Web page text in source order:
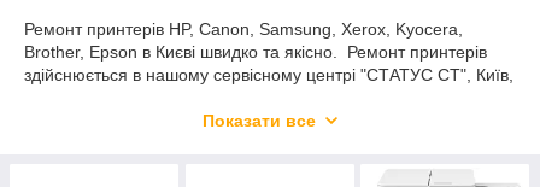
Ремонт принтерів HP, Canon, Samsung, Xerox, Kyocera,
Brother, Epson в Києві швидко та якісно. Ремонт принтерів
здійснюється в нашому сервісному центрі "СТАТУС СТ", Київ,
Низькі ціни на ремонт принтерів, МФУ в Києві.
Показати все